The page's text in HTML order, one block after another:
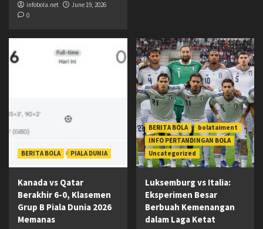
infobola.net
June 19, 2026
0
BERITA BOLA PIALA DUNIA
Kanada vs Qatar
Berakhir 6-0, Klasemen
Grup B Piala Dunia 2026
Memanas
BERITA BOLA
bolataiment
INFO PERTANDINGAN BOLA
Uncategorized
Luksemburg vs Italia:
Eksperimen Besar
Berbuah Kemenangan
dalam Laga Ketat